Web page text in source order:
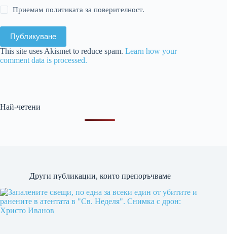
Приемам политиката за поверителност.
Публикуване
This site uses Akismet to reduce spam. Learn how your
comment data is processed.
Най-четени
Други публикации, които препоръчваме